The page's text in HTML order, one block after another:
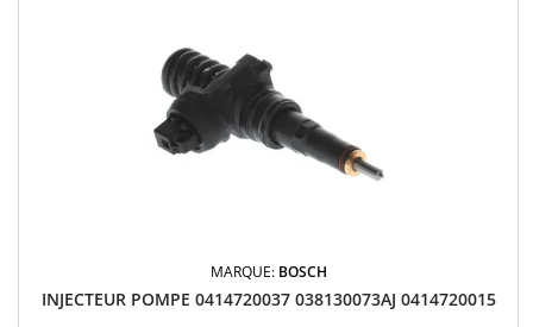
MARQUE: BOSCH
INJECTEUR POMPE 0414720037 038130073AJ 0414720015